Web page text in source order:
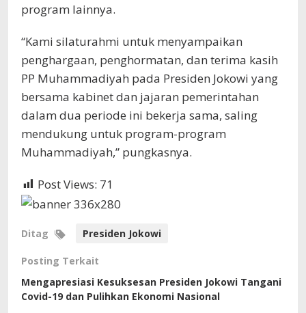
program lainnya.
“Kami silaturahmi untuk menyampaikan
penghargaan, penghormatan, dan terima kasih
PP Muhammadiyah pada Presiden Jokowi yang
bersama kabinet dan jajaran pemerintahan
dalam dua periode ini bekerja sama, saling
mendukung untuk program-program
Muhammadiyah,” pungkasnya.
Post Views: 71
Ditag Presiden Jokowi
Posting Terkait
Mengapresiasi Kesuksesan Presiden Jokowi Tangani
Covid-19 dan Pulihkan Ekonomi Nasional